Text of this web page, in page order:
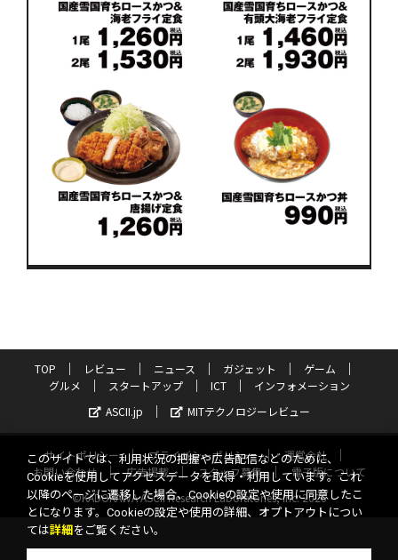
TOP レビュー ニュース ガジェット
ゲーム
グルメ
スタートアップ ICT
インフォメーション
ASCII.jp
MITテクノロジーレビュー
サイトポリシー プライバシーポリシー
運営会社
お問い合わせ
広告掲載 スタッフ募集
電子版について
©KADOKAWA ASCII Research Laboratories, Inc. 2026
このサイトでは、利用状況の把握や広告配信などのために、
Cookieを使用してアクセスデータを取得・利用しています。これ
以降のページに遷移した場合、Cookieの設定や使用に同意したこ
とになります。Cookieの設定や使用の詳細、オプトアウトについ
ては詳細 をご覧ください。